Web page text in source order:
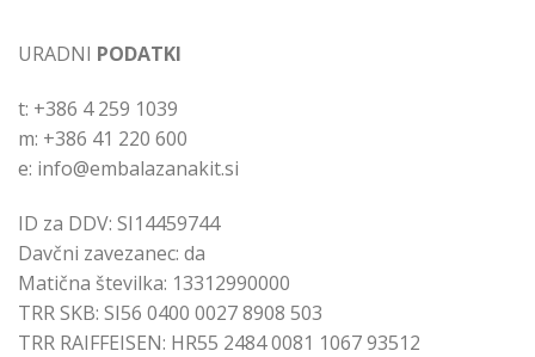
URADNI PODATKI
t: +386 4 259 1039
m: +386 41 220 600
e: info@embalazanakit.si
ID za DDV: SI14459744
Davčni zavezanec: da
Matična številka: 13312990000
TRR SKB: SI56 0400 0027 8908 503
TRR RAIFFEISEN: HR55 2484 0081 1067 93512